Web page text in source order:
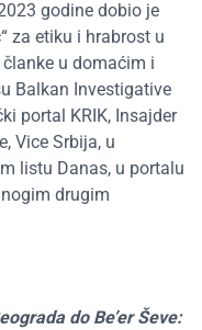
godine dobio je
za etiku i hrabrost u
u domaćim i
Balkan Investigative
portal KRIK, Insajder
Vice Srbija, u
listu Danas, u portalu
drugim
do Be’er Ševe: